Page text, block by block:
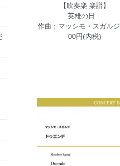
【吹奏楽 楽譜】
英雄の日
作曲：マッシモ・スガルジ
00円(内税)